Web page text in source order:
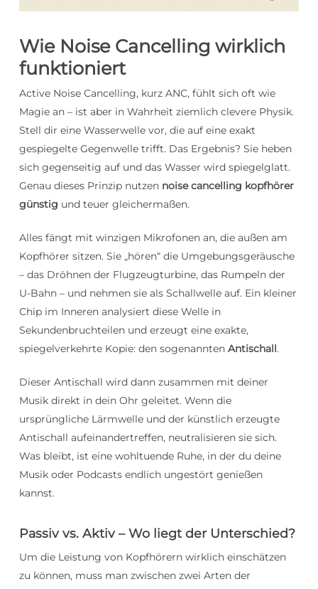
Wie Noise Cancelling wirklich
funktioniert
Active Noise Cancelling, kurz ANC, fühlt sich oft wie
Magie an – ist aber in Wahrheit ziemlich clevere Physik.
Stell dir eine Wasserwelle vor, die auf eine exakt
gespiegelte Gegenwelle trifft. Das Ergebnis? Sie heben
sich gegenseitig auf und das Wasser wird spiegelglatt.
Genau dieses Prinzip nutzen noise cancelling kopfhörer
günstig und teuer gleichermaßen.
Alles fängt mit winzigen Mikrofonen an, die außen am
Kopfhörer sitzen. Sie „hören“ die Umgebungsgeräusche
– das Dröhnen der Flugzeugturbine, das Rumpeln der
U-Bahn – und nehmen sie als Schallwelle auf. Ein kleiner
Chip im Inneren analysiert diese Welle in
Sekundenbruchteilen und erzeugt eine exakte,
spiegelverkehrte Kopie: den sogenannten Antischall.
Dieser Antischall wird dann zusammen mit deiner
Musik direkt in dein Ohr geleitet. Wenn die
ursprüngliche Lärmwelle und der künstlich erzeugte
Antischall aufeinandertreffen, neutralisieren sie sich.
Was bleibt, ist eine wohltuende Ruhe, in der du deine
Musik oder Podcasts endlich ungestört genießen
kannst.
Passiv vs. Aktiv – Wo liegt der Unterschied?
Um die Leistung von Kopfhörern wirklich einschätzen
zu können, muss man zwischen zwei Arten der